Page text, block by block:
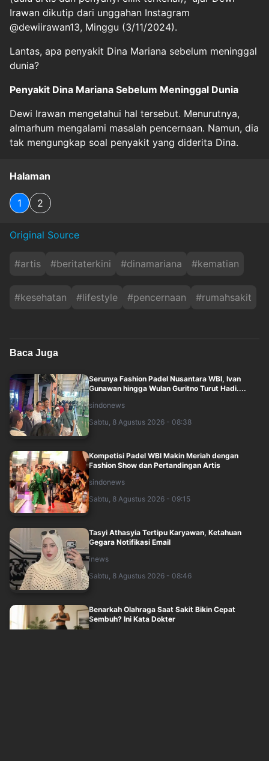
Irawan dikutip dari unggahan Instagram
@dewiirawan13, Minggu (3/11/2024).
Lantas, apa penyakit Dina Mariana sebelum meninggal
dunia?
Penyakit Dina Mariana Sebelum Meninggal Dunia
Dewi Irawan mengetahui hal tersebut. Menurutnya,
almarhum mengalami masalah pencernaan. Namun, dia
tak mengungkap soal penyakit yang diderita Dina.
Halaman
1 2
Original Source
#artis #beritaterkini #dinamariana #kematian
#kesehatan #lifestyle #pencernaan #rumahsakit
Baca Juga
Serunya Fashion Padel Nusantara WBI, Ivan
Gunawan hingga Wulan Guritno Turut Hadi....
sindonews
Sabtu, 8 Agustus 2026 - 08:38
Kompetisi Padel WBI Makin Meriah dengan
Fashion Show dan Pertandingan Artis
sindonews
Sabtu, 8 Agustus 2026 - 09:15
Tasyi Athasyia Tertipu Karyawan, Ketahuan
Gegara Notifikasi Email
inews
Sabtu, 8 Agustus 2026 - 08:46
Benarkah Olahraga Saat Sakit Bikin Cepat
Sembuh? Ini Kata Dokter